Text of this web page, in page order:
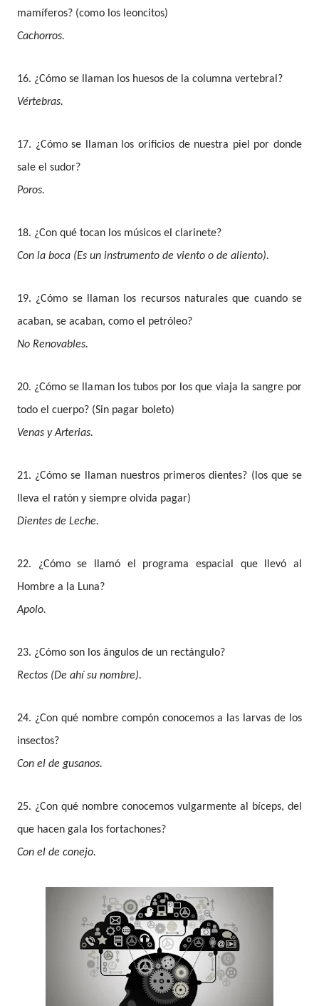
mamíferos? (como los leoncitos)
Cachorros.
16. ¿Cómo se llaman los huesos de la columna vertebral?
Vértebras.
17. ¿Cómo se llaman los orificios de nuestra piel por donde
sale el sudor?
Poros.
18. ¿Con qué tocan los músicos el clarinete?
Con la boca (Es un instrumento de viento o de aliento).
19. ¿Cómo se llaman los recursos naturales que cuando se
acaban, se acaban, como el petróleo?
No Renovables.
20. ¿Cómo se llaman los tubos por los que viaja la sangre por
todo el cuerpo? (Sin pagar boleto)
Venas y Arterias.
21. ¿Cómo se llaman nuestros primeros dientes? (los que se
lleva el ratón y siempre olvida pagar)
Dientes de Leche.
22. ¿Cómo se llamó el programa espacial que llevó al
Hombre a la Luna?
Apolo.
23. ¿Cómo son los ángulos de un rectángulo?
Rectos (De ahí su nombre).
24. ¿Con qué nombre compón conocemos a las larvas de los
insectos?
Con el de gusanos.
25. ¿Con qué nombre conocemos vulgarmente al bíceps, del
que hacen gala los fortachones?
Con el de conejo.